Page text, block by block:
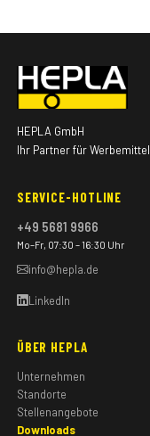
HEPLA GmbH
Ihr Partner für Werbemittel
SERVICE-HOTLINE
+49 5681 9966
Mo–Fr, 07:30 – 16:30 Uhr
info@hepla.de
LinkedIn
ÜBER HEPLA
Unternehmen
Standorte
Stellenangebote
Downloads